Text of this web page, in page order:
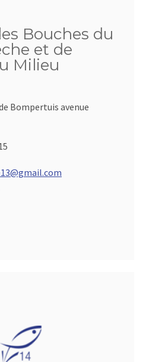
Bouches du
et de
Milieu
Bompertuis avenue